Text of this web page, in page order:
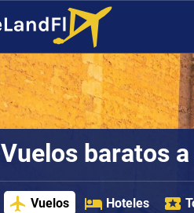
Vuelos baratos
Vuelos Hoteles